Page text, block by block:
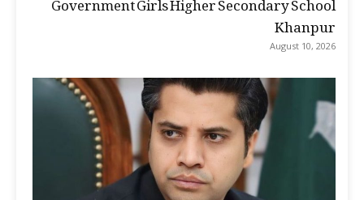
Khanpur
August 10, 2026